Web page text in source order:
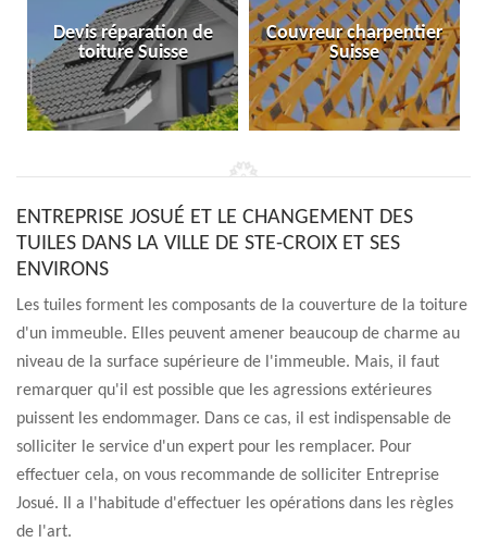
Devis réparation de
toiture Suisse
Couvreur charpentier
Suisse
ENTREPRISE JOSUÉ ET LE CHANGEMENT DES
TUILES DANS LA VILLE DE STE-CROIX ET SES
ENVIRONS
Les tuiles forment les composants de la couverture de la toiture
d'un immeuble. Elles peuvent amener beaucoup de charme au
niveau de la surface supérieure de l'immeuble. Mais, il faut
remarquer qu'il est possible que les agressions extérieures
puissent les endommager. Dans ce cas, il est indispensable de
solliciter le service d'un expert pour les remplacer. Pour
effectuer cela, on vous recommande de solliciter Entreprise
Josué. Il a l'habitude d'effectuer les opérations dans les règles
de l'art.